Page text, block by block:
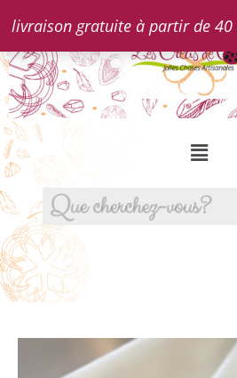
livraison gratuite à partir de 40